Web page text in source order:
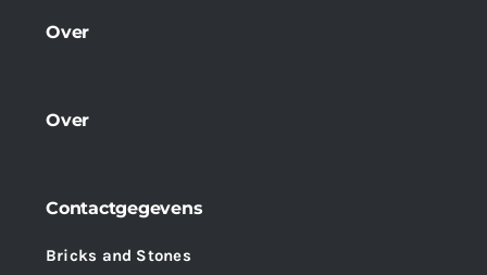
Over
Over
Contactgegevens
Bricks and Stones